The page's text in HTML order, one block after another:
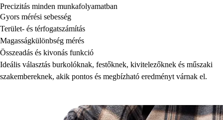
Precizitás minden munkafolyamatban
Gyors mérési sebesség
Terület- és térfogatszámítás
Magasságkülönbség mérés
Összeadás és kivonás funkció
Ideális választás burkolóknak, festőknek, kivitelezőknek és műszaki
szakembereknek, akik pontos és megbízható eredményt várnak el.